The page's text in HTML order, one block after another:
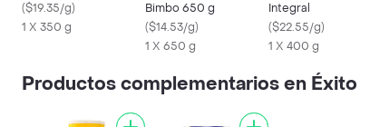
($19.35/g)
1 X 350 g
Bimbo 650 g
($14.53/g)
1 X 650 g
Integral
($22.55/g)
1 X 400 g
Productos complementarios en Éxito